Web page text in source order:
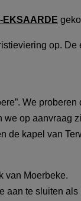
EKSAARDE
op.
We
we op aanvraag
de kapel van
van Moerbeke.
aan te sluiten als